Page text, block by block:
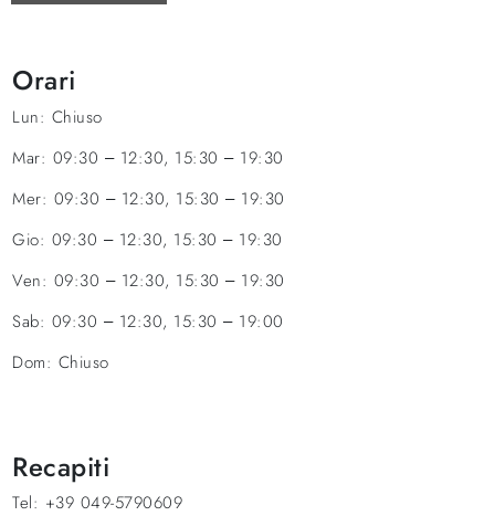
Orari
Lun: Chiuso
Mar: 09:30 – 12:30, 15:30 – 19:30
Mer: 09:30 – 12:30, 15:30 – 19:30
Gio: 09:30 – 12:30, 15:30 – 19:30
Ven: 09:30 – 12:30, 15:30 – 19:30
Sab: 09:30 – 12:30, 15:30 – 19:00
Dom: Chiuso
Recapiti
Tel: +39 049-5790609